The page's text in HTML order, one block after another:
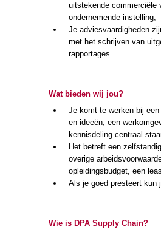
uitstekende commerciële
ondernemende instelling;
Je adviesvaardigheden
met het schrijven van
rapportages.
Wat bieden wij jou?
Je komt te werken bij
en ideeën, een
kennisdeling centraal
Het betreft een
overige
opleidingsbudget, een
Als je goed presteert kun
Wie is DPA Supply Chain?